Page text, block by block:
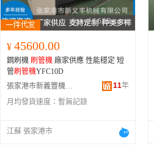
¥ 45600.00
鋼刷機 刷管機 廠家供應 性能穩定 短
管刷管機YFC10D
張家港市新義豐機械有限公司
11年
月均發貨速度： 暫無記錄
江蘇 張家港市